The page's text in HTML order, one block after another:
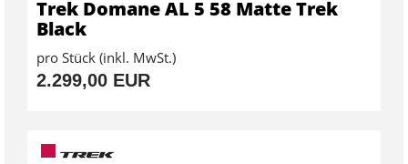
Trek Domane AL 5 58 Matte Trek
Black
pro Stück (inkl. MwSt.)
2.299,00 EUR